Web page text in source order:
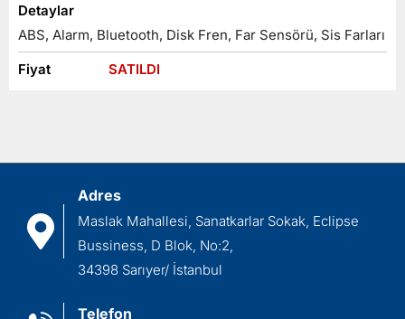
Detaylar
ABS, Alarm, Bluetooth, Disk Fren, Far Sensörü, Sis Farları
Fiyat
SATILDI
Adres
Maslak Mahallesi, Sanatkarlar Sokak, Eclipse
Bussiness, D Blok, No:2,
34398 Sarıyer/ İstanbul
Telefon